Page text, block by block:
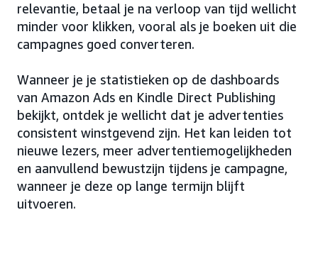
relevantie, betaal je na verloop van tijd wellicht
minder voor klikken, vooral als je boeken uit die
campagnes goed converteren.
Wanneer je je statistieken op de dashboards
van Amazon Ads en Kindle Direct Publishing
bekijkt, ontdek je wellicht dat je advertenties
consistent winstgevend zijn. Het kan leiden tot
nieuwe lezers, meer advertentiemogelijkheden
en aanvullend bewustzijn tijdens je campagne,
wanneer je deze op lange termijn blijft
uitvoeren.